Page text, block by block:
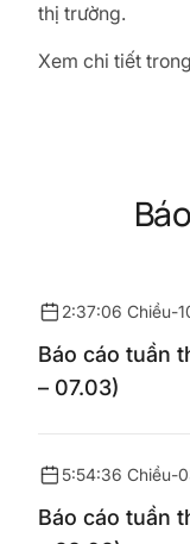
thị trường.
Xem chi tiết
2:37:06 Chiều-
Báo cáo tuần
– 07.03)
5:54:36 Chiều-
Báo cáo tuần